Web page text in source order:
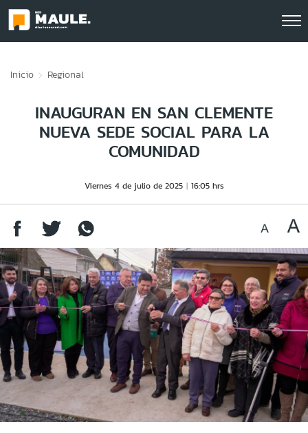
Inicio Regional
INAUGURAN EN SAN CLEMENTE
NUEVA SEDE SOCIAL PARA LA
COMUNIDAD
Viernes 4 de julio de 2025 16:05 hrs